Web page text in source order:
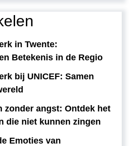
in Twente:
Betekenis in de Regio
bij UNICEF: Samen
zonder angst: Ontdek het
die niet kunnen zingen
Emoties van